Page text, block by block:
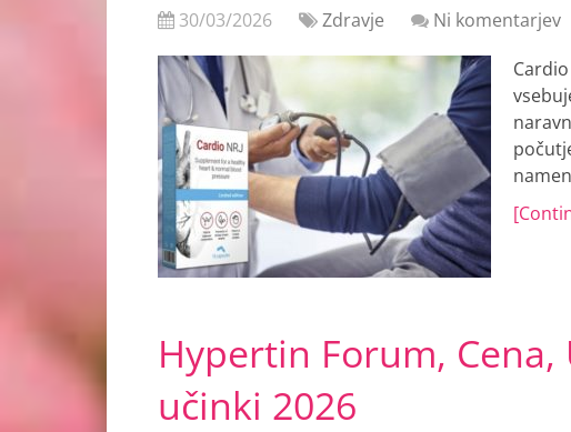
30/03/2026 Zdravje
Ni komentarjev
Hypertin Forum,
učinki 2026